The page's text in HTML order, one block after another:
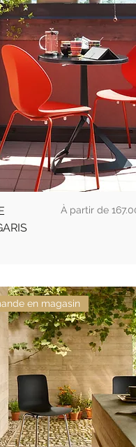
À partir de
Prix
en magasin